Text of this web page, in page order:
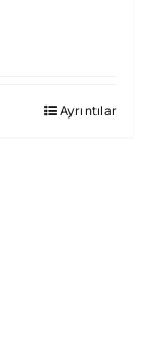
Ayrıntılar